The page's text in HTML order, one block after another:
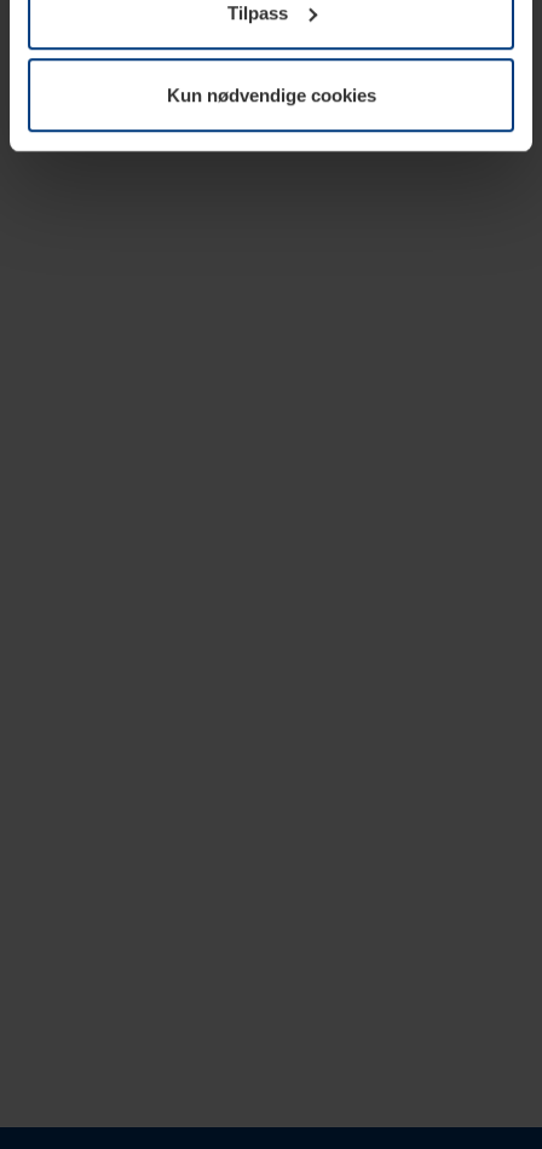
tilbakekalle ditt samtykke i forklaringen av
informasjonskapselen på sidenPersonvernerklæringpå
Tilpass
Kun nødvendige cookies